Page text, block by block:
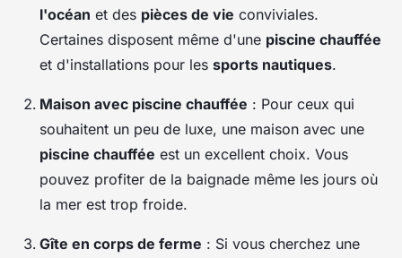
l'océan et des pièces de vie conviviales.
Certaines disposent même d'une piscine chauffée
et d'installations pour les sports nautiques.
Maison avec piscine chauffée : Pour ceux qui
souhaitent un peu de luxe, une maison avec une
piscine chauffée est un excellent choix. Vous
pouvez profiter de la baignade même les jours où
la mer est trop froide.
Gîte en corps de ferme : Si vous cherchez une